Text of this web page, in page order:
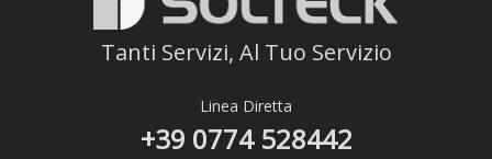
Tanti Servizi, Al Tuo Servizio
Linea Diretta
+39 0774 528442